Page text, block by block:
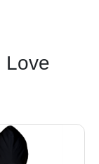
Love